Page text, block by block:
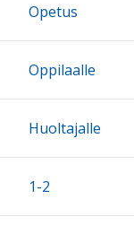
17:00
18:00
Opetus
Oppilaalle
Huoltajalle
1-2